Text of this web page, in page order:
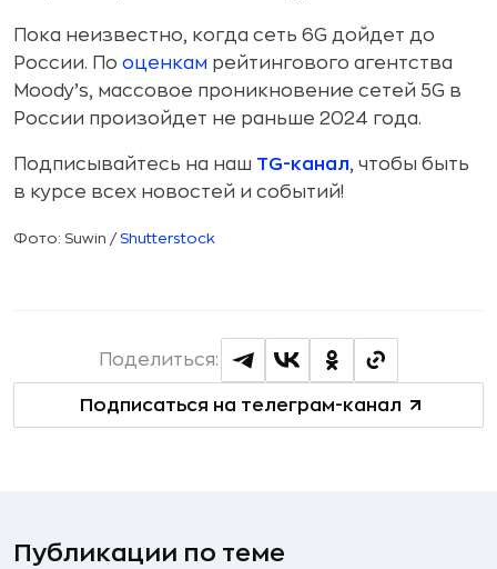
Пока неизвестно, когда сеть 6G дойдет до
России. По оценкам рейтингового агентства
Moody’s, массовое проникновение сетей 5G в
России произойдет не раньше 2024 года.
Подписывайтесь на наш TG-канал, чтобы быть
в курсе всех новостей и событий!
Фото: Suwin / Shutterstock
Подписаться на телеграм-канал
Поделиться:
Публикации по теме